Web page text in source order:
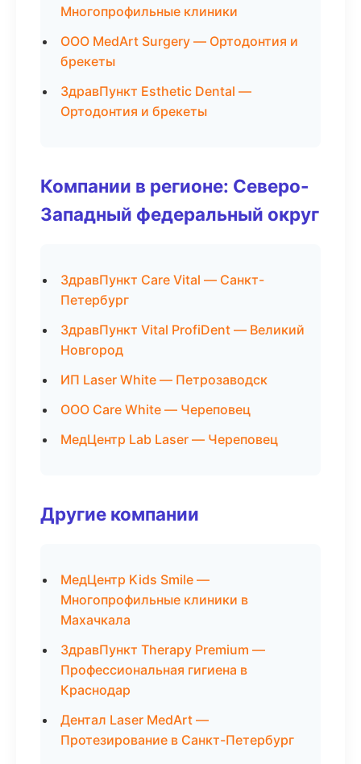
Многопрофильные клиники
ООО MedArt Surgery — Ортодонтия и
брекеты
ЗдравПункт Esthetic Dental —
Ортодонтия и брекеты
Компании в регионе: Северо-
Западный федеральный округ
ЗдравПункт Care Vital — Санкт-
Петербург
ЗдравПункт Vital ProfiDent — Великий
Новгород
ИП Laser White — Петрозаводск
ООО Care White — Череповец
МедЦентр Lab Laser — Череповец
Другие компании
МедЦентр Kids Smile —
Многопрофильные клиники в
Махачкала
ЗдравПункт Therapy Premium —
Профессиональная гигиена в
Краснодар
Дентал Laser MedArt —
Протезирование в Санкт-Петербург